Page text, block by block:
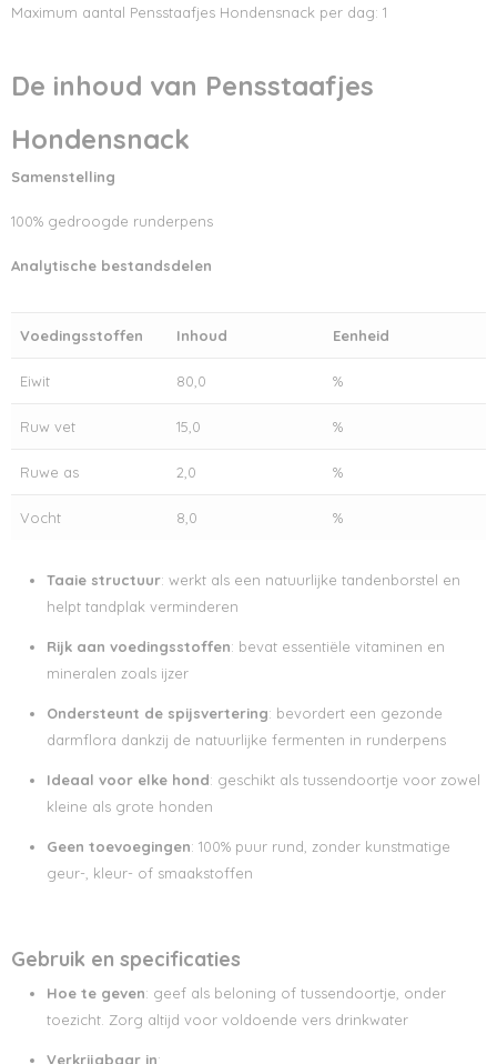
Maximum aantal Pensstaafjes Hondensnack per dag: 1
De inhoud van Pensstaafjes
Hondensnack
Samenstelling
100% gedroogde runderpens
Analytische bestandsdelen
Voedingsstoffen Inhoud Eenheid
Eiwit 80,0 %
Ruw vet 15,0 %
Ruwe as 2,0 %
Vocht 8,0 %
Taaie structuur: werkt als een natuurlijke tandenborstel en
helpt tandplak verminderen
Rijk aan voedingsstoffen: bevat essentiële vitaminen en
mineralen zoals ijzer
Ondersteunt de spijsvertering: bevordert een gezonde
darmflora dankzij de natuurlijke fermenten in runderpens
Ideaal voor elke hond: geschikt als tussendoortje voor zowel
kleine als grote honden
Geen toevoegingen: 100% puur rund, zonder kunstmatige
geur-, kleur- of smaakstoffen
Gebruik en specificaties
Hoe te geven: geef als beloning of tussendoortje, onder
toezicht. Zorg altijd voor voldoende vers drinkwater
Verkrijgbaar in: